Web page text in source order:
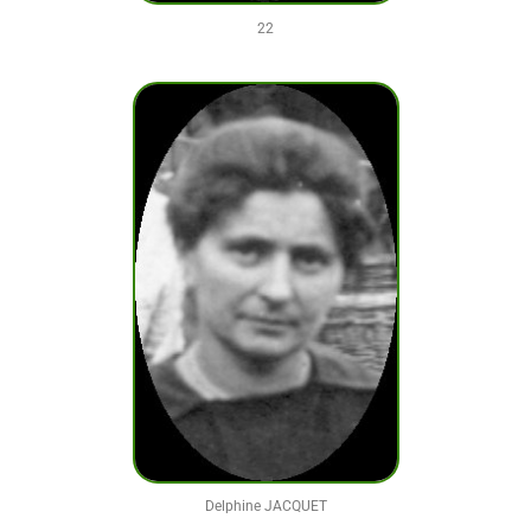
22
Delphine JACQUET